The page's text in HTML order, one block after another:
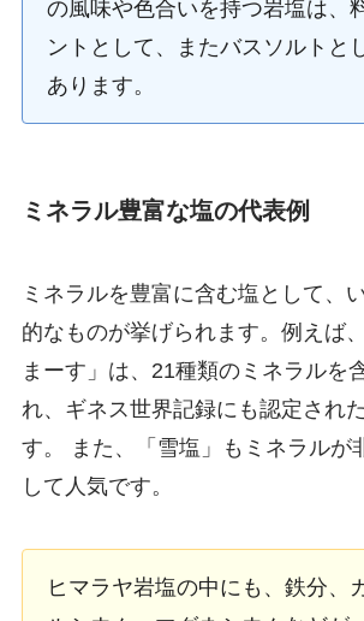
の風味や色合いを持つ岩塩は、
ントとして、またバスソルトと
あります。
ミネラル豊富な塩の代表例
ミネラルを豊富に含む塩として、
的なものが挙げられます。例えば
まーす」は、21種類のミネラルを
れ、ギネス世界記録にも認定され
す。 また、「雪塩」もミネラルが
して人気です。
ヒマラヤ岩塩の中にも、鉄分、